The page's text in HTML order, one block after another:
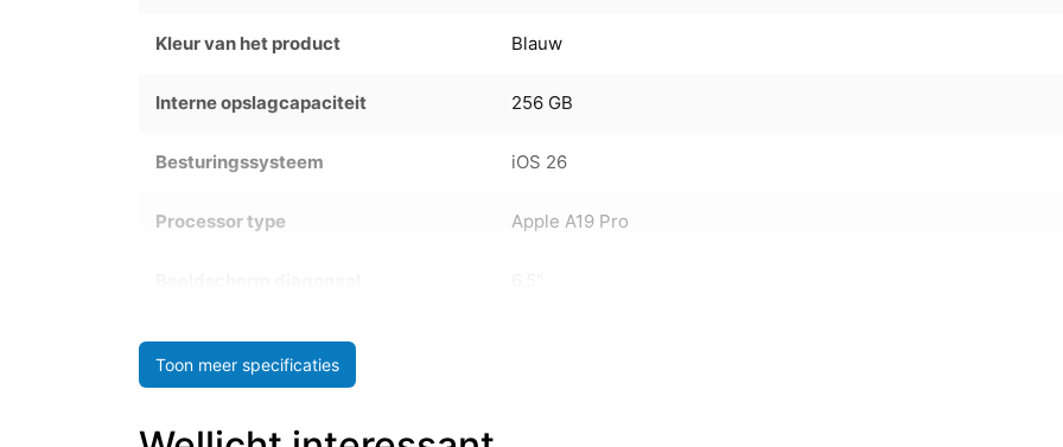
Kleur van het product Blauw
Interne opslagcapaciteit 256 GB
Besturingssysteem iOS 26
Processor type Apple A19 Pro
Toon meer specificaties